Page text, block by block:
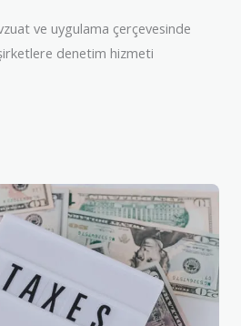
ve uygulama çerçevesinde
denetim hizmeti